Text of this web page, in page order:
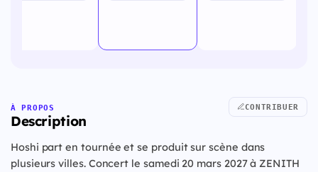
À PROPOS
Description
CONTRIBUER
Hoshi part en tournée et se produit sur scène dans
plusieurs villes. Concert le samedi 20 mars 2027 à ZENITH